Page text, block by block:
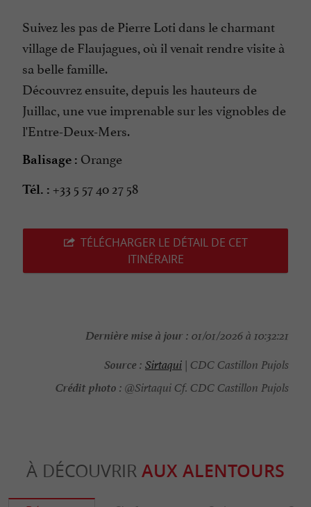
Suivez les pas de Pierre Loti dans le charmant
village de Flaujagues, où il venait rendre visite à
sa belle famille.
Découvrez ensuite, depuis les hauteurs de
Juillac, une vue imprenable sur les vignobles de
l'Entre-Deux-Mers.
Balisage : Orange
Tél. : +33 5 57 40 27 58
TÉLÉCHARGER LE DÉTAIL DE CET
ITINÉRAIRE
Dernière mise à jour : 01/01/2026 à 10:32:21
Source : Sirtaqui | CDC Castillon Pujols
Crédit photo : @Sirtaqui Cf. CDC Castillon Pujols
À DÉCOUVRIR AUX ALENTOURS